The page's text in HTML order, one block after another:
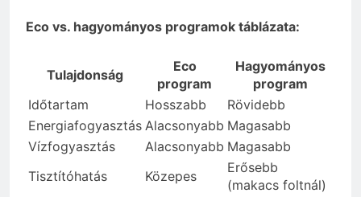
Eco vs. hagyományos programok táblázata:
Tulajdonság
Eco
program
Hagyományos
program
Időtartam
Hosszabb
Rövidebb
Energiafogyasztás Alacsonyabb Magasabb
Vízfogyasztás
Alacsonyabb Magasabb
Tisztítóhatás
Közepes
Erősebb
(makacs foltnál)